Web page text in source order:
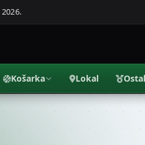
Košarka Lokal